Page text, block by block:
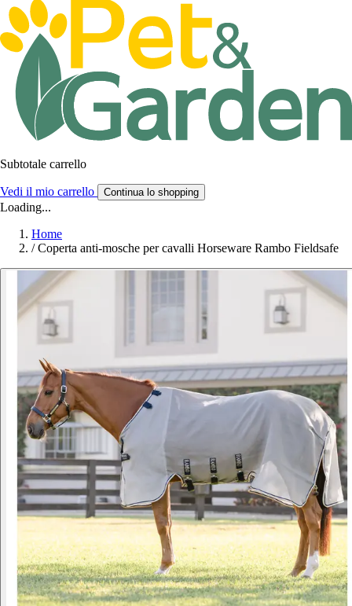
Subtotale carrello
Vedi il mio carrello Continua lo shopping
Loading...
Home
/ Coperta anti-mosche per cavalli Horseware Rambo Fieldsafe